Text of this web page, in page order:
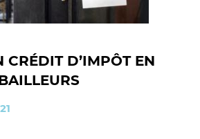
CRÉDIT D’IMPÔT EN